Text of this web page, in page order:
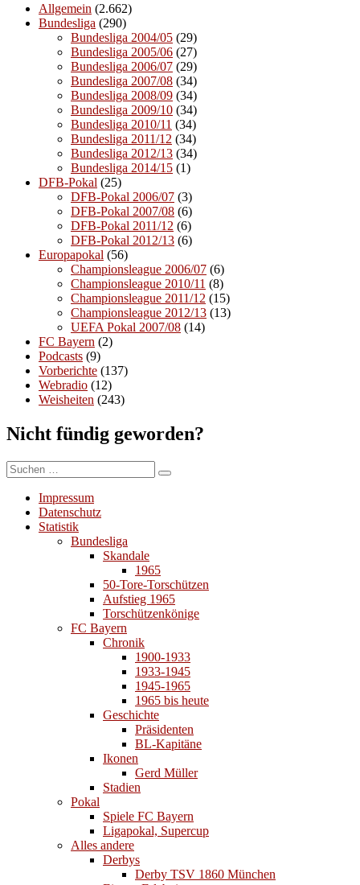
Allgemein (2.662)
Bundesliga (290)
Bundesliga 2004/05 (29)
Bundesliga 2005/06 (27)
Bundesliga 2006/07 (29)
Bundesliga 2007/08 (34)
Bundesliga 2008/09 (34)
Bundesliga 2009/10 (34)
Bundesliga 2010/11 (34)
Bundesliga 2011/12 (34)
Bundesliga 2012/13 (34)
Bundesliga 2014/15 (1)
DFB-Pokal (25)
DFB-Pokal 2006/07 (3)
DFB-Pokal 2007/08 (6)
DFB-Pokal 2011/12 (6)
DFB-Pokal 2012/13 (6)
Europapokal (56)
Championsleague 2006/07 (6)
Championsleague 2010/11 (8)
Championsleague 2011/12 (15)
Championsleague 2012/13 (13)
UEFA Pokal 2007/08 (14)
FC Bayern (2)
Podcasts (9)
Vorberichte (137)
Webradio (12)
Weisheiten (243)
Nicht fündig geworden?
Suchen
nach:
Suchen
Impressum
Datenschutz
Statistik
Bundesliga
Skandale
1965
50-Tore-Torschützen
Aufstieg 1965
Torschützenkönige
FC Bayern
Chronik
1900-1933
1933-1945
1945-1965
1965 bis heute
Geschichte
Präsidenten
BL-Kapitäne
Ikonen
Gerd Müller
Stadien
Pokal
Spiele FC Bayern
Ligapokal, Supercup
Alles andere
Derbys
Derby TSV 1860 München